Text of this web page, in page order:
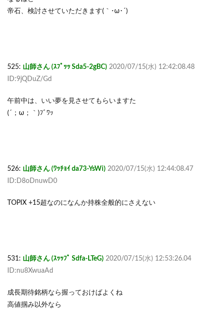
帝石、検討させていただきます(｀･ω･´)ゞ
525: 山師さん (ｽﾌﾟｯｯ Sda5-2gBC) 2020/07/15(水) 12:42:08.48
ID:9jQDuZ/Gd
午前中は、いい夢を見させてもらいますた
(´；ω；｀)ﾌﾞﾜｯ
526: 山師さん (ﾜｯﾁｮｲ da73-YsWi) 2020/07/15(水) 12:44:08.47
ID:D8oDnuwD0
TOPIX +15超なのになんか持株全般的にさえない
531: 山師さん (ｽｯｯﾌﾟ Sdfa-LTeG) 2020/07/15(水) 12:53:26.04
ID:nu8XwuaAd
成長期待銘柄なら握っておけばよくね
高値掴み以外なら